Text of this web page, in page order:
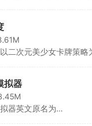
一片由立体像素方块搭
放世界，把脑海中的构
可漫游、可欣赏的专属
造的乐趣与成就感被无
二次元美少女卡牌策略
貌各异、技能定位不同
容释放全力。游戏主打
斗，支持跳过战斗与离
手轻松养成。
拟器
器英文原名为